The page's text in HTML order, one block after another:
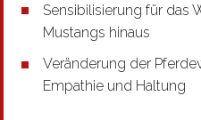
Sensibilisierung für das
Mustangs hinaus
Veränderung der
Empathie und Haltung